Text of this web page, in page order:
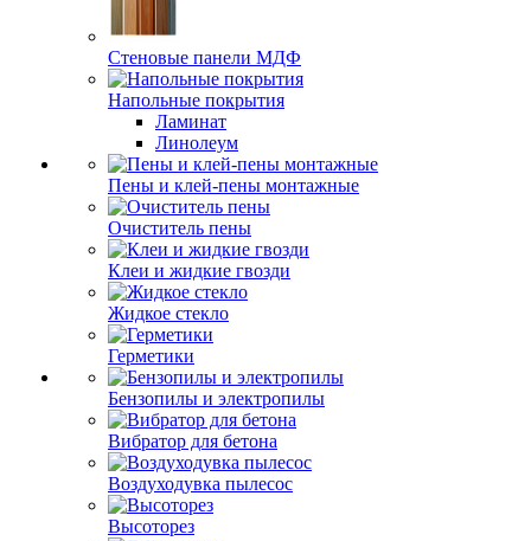
Стеновые панели МДФ
Напольные покрытия
Ламинат
Линолеум
Пены и клей-пены монтажные
Очиститель пены
Клеи и жидкие гвозди
Жидкое стекло
Герметики
Бензопилы и электропилы
Вибратор для бетона
Воздуходувка пылесос
Высоторез